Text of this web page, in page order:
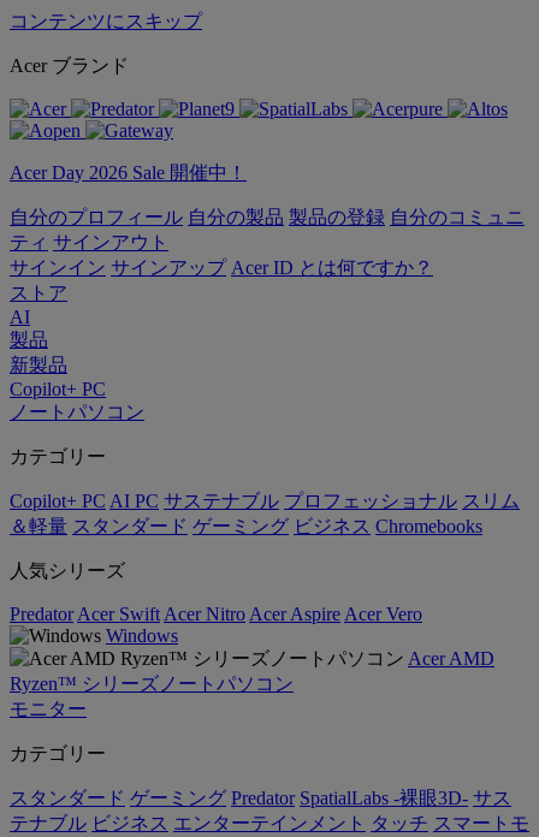
コンテンツにスキップ
Acer ブランド
Acer Day 2026 Sale 開催中！
自分のプロフィール 自分の製品 製品の登録 自分のコミュニ
ティ サインアウト
サインイン サインアップ Acer ID とは何ですか？
ストア
AI
製品
新製品
Copilot+ PC
ノートパソコン
カテゴリー
Copilot+ PC AI PC サステナブル プロフェッショナル スリム
＆軽量 スタンダード ゲーミング ビジネス Chromebooks
人気シリーズ
Predator Acer Swift Acer Nitro Acer Aspire Acer Vero
Windows
Acer AMD
Ryzen™ シリーズノートパソコン
モニター
カテゴリー
スタンダード ゲーミング Predator SpatialLabs -裸眼3D- サス
テナブル ビジネス エンターテインメント タッチ スマートモ